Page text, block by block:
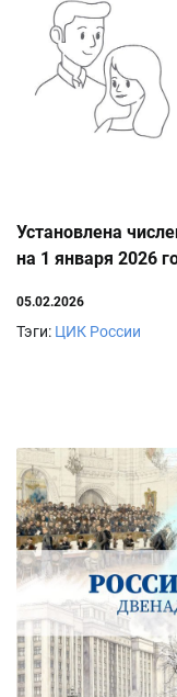
Установлена
на 1 января 2026
05.02.2026
Тэги: ЦИК России